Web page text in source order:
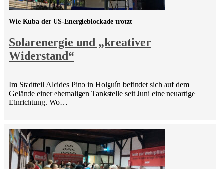
Solarenergie und „kreativer
Widerstand“
Wie Kuba der US-Energieblockade trotzt
Im Stadtteil Alcides Pino in Holguín befindet sich auf dem
Gelände einer ehemaligen Tankstelle seit Juni eine neuartige
Einrichtung. Wo…